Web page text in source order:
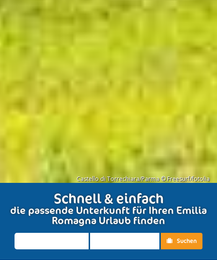
Castello di Torrechiara/Parma © Freesurf/fotolia
Schnell & einfach
die passende Unterkunft für Ihren Emilia
Romagna Urlaub finden
Suchen